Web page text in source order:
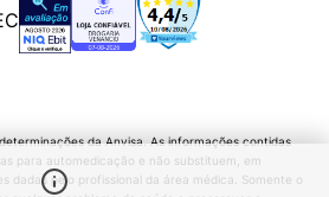
da Anvisa. As informações contidas
para automedicação e não substituem, em
dadas pelo profissional da área médica. Somente o